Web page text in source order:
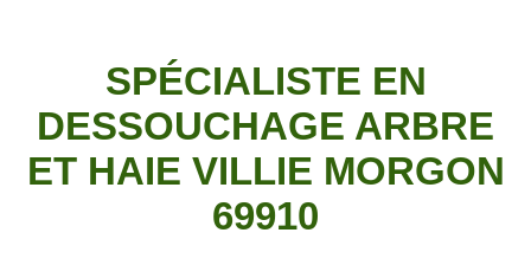
SPÉCIALISTE EN
DESSOUCHAGE ARBRE
ET HAIE VILLIE MORGON
69910